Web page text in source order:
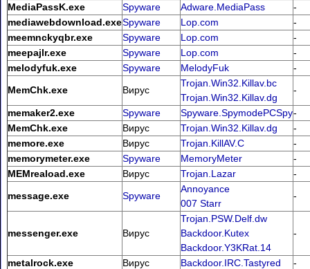
MediaPassK.exe
Spyware Adware.MediaPass
-
mediawebdownload.exeSpyware Lop.com
-
meemnckyqbr.exe
Spyware Lop.com
-
meepajlr.exe
Spyware Lop.com
-
melodyfuk.exe
Spyware MelodyFuk
-
MemChk.exe
Вирус
Trojan.Win32.Killav.bc
Trojan.Win32.Killav.dg
-
memaker2.exe Spyware Spyware.SpymodePCSpy-
MemChk.exe
Вирус Trojan.Win32.Killav.dg
-
memore.exe
Вирус Trojan.KillAV.C
-
memorymeter.exe
Spyware MemoryMeter
-
MEMreaload.exe
Вирус Trojan.Lazar
-
message.exe
Spyware
Annoyance
007 Starr
-
messenger.exe Вирус
Trojan.PSW.Delf.dw
Backdoor.Kutex
Backdoor.Y3KRat.14
-
metalrock.exe Вирус Backdoor.IRC.Tastyred
-